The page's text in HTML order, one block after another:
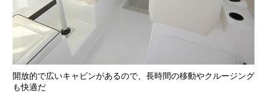
開放的で広いキャビンがあるので、長時間の移動やクルージング
も快適だ